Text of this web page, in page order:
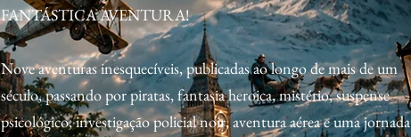
FANTÁSTICA AVENTURA!
Nove aventuras inesquecíveis, publicadas ao longo de mais de um
século, passando por piratas, fantasia heroica, mistério, suspense
psicológico, investigação policial noir, aventura aérea e uma jornada